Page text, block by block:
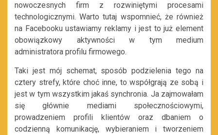
nowoczesnych firm z rozwiniętymi procesami
technologicznymi. Warto tutaj wspomnieć, że również
na Facebooku ustawiamy reklamy i jest to już element
obowiązkowy aktywności w tym medium
administratora profilu firmowego.
Taki jest mój schemat, sposób podzielenia tego na
cztery strefy, które choć inne, to współgrają ze sobą i
jest w tym wszystkim jakaś synchronia. Ja zajmowałam
się głównie mediami społecznościowymi,
prowadzeniem profili klientów oraz dbaniem o
codzienną komunikację, wybieraniem i tworzeniem